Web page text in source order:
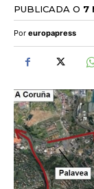
PUBLICADA O 7
Por europapress